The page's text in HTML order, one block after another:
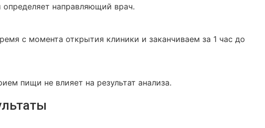
направляющий врач.
с момента открытия клиники и заканчиваем за 1 час до
пищи не влияет на результат анализа.